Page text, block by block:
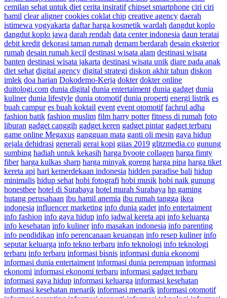
cemilan sehat untuk diet cerita insiratif chipset smartphone ciri ciri
hamil clear aligner cookies coklat chip creative agency daerah
istimewa yogyakarta daftar harga kosmetik wardah dangdut koplo
dangdut koplo jawa darah rendah data center indonesia daun teratai
debit kredit dekorasi taman rumah demam berdarah desain eksterior
rumah desain rumah kecil destinasi wisata alam destinasi wisata
banten destinasi wisata jakarta destinasi wisata unik diare pada anak
diet sehat digital agency digital strategi diskon akhir tahun diskon
imlek doa harian Dokodemo-Kerja dokter dokter online
duitologi.com dunia digital dunia entertaiment dunia gadget dunia
kuliner dunia lifestyle dunia otomotif dunia properti energi listrik es
buah campur es buah koktail event event otomotif fachrul adha
fashion batik fashion muslim film harry potter fitness di rumah foto
liburan gadget canggih gadget keren gadget pintar gadget terbaru
game online Megaxus gangguan mata ganti oli mesin gaya hidup
gejala dehidrasi generali gerai kopi giias 2019 glitzmedia.co gunung
sumbing hadiah untuk kekasih harga byoote collagen harga fimty
fiber harga kulkas sharp harga minyak goreng harga pipa harga tiket
kereta api hari kemerdekaan indonesia hidden paradise bali hidup
minimalis hidup sehat hobi fotografi hobi musik hobi naik gunung
honestbee hotel di Surabaya hotel murah Surabaya hp gaming
hutang perusahaan ibu hamil anemia ibu rumah tangga ikea
indonesia influencer marketing info dunia gadet info entertaiment
info fashion info gaya hidup info jadwal kereta api info keluarga
info kesehatan info kuliner info masakan indonesia info parenting
info pendidikan info perencanaan keuangan info resep kuliner info
seputar keluarga info tekno terbaru info teknologi info teknologi
terbaru info terbaru informasi bisnis informasi dunia ekonomi
informasi dunia entertaiment informasi dunia perempuan informasi
ekonomi informasi ekonomi terbaru informasi gadget terbaru
informasi gaya hidup informasi keluarga informasi kesehatan
informasi kesehatan menarik informasi menarik informasi otomotif